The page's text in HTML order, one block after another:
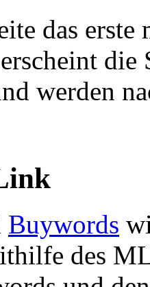
das
die
werden
Buywords
des